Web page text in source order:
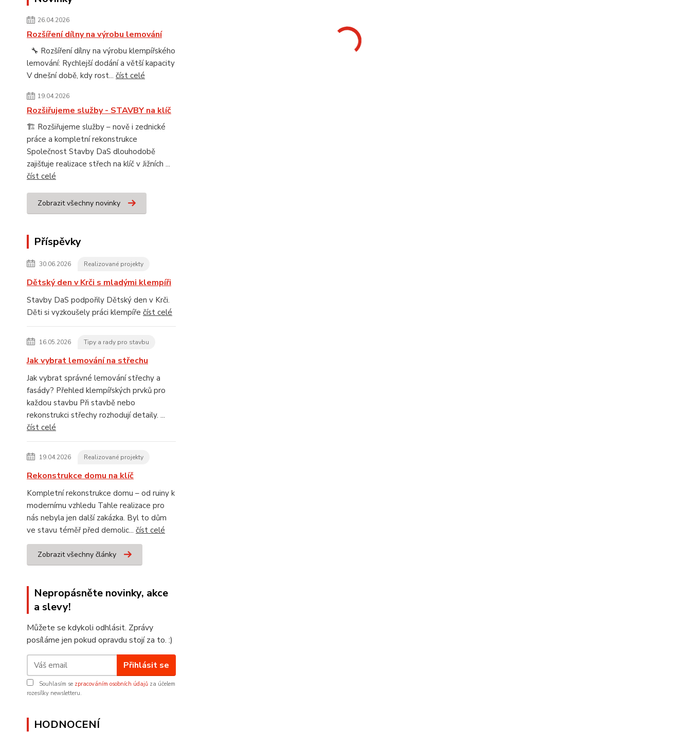
26.04.2026
Rozšíření dílny na výrobu lemování
🔧 Rozšíření dílny na výrobu klempířského
lemování: Rychlejší dodání a větší kapacity
V dnešní době, kdy rost... číst celé
19.04.2026
Rozšiřujeme služby - STAVBY na klíč
🏗️ Rozšiřujeme služby – nově i zednické
práce a kompletní rekonstrukce
Společnost Stavby DaS dlouhodobě
zajišťuje realizace střech na klíč v Jižních ...
číst celé
Zobrazit všechny novinky
Příspěvky
30.06.2026 Realizované projekty
Dětský den v Krči s mladými klempíři
Stavby DaS podpořily Dětský den v Krči.
Děti si vyzkoušely práci klempíře číst celé
16.05.2026 Tipy a rady pro stavbu
Jak vybrat lemování na střechu
Jak vybrat správné lemování střechy a
fasády? Přehled klempířských prvků pro
každou stavbu Při stavbě nebo
rekonstrukci střechy rozhodují detaily. ...
číst celé
19.04.2026 Realizované projekty
Rekonstrukce domu na klíč
Kompletní rekonstrukce domu – od ruiny k
modernímu vzhledu Tahle realizace pro
nás nebyla jen další zakázka. Byl to dům
ve stavu téměř před demolic... číst celé
Zobrazit všechny články
Nepropásněte novinky, akce
a slevy!
Můžete se kdykoli odhlásit. Zprávy
posíláme jen pokud opravdu stojí za to. :)
Přihlásit se
Souhlasím se zpracováním osobních údajů za účelem
rozesílky newsletteru.
HODNOCENÍ